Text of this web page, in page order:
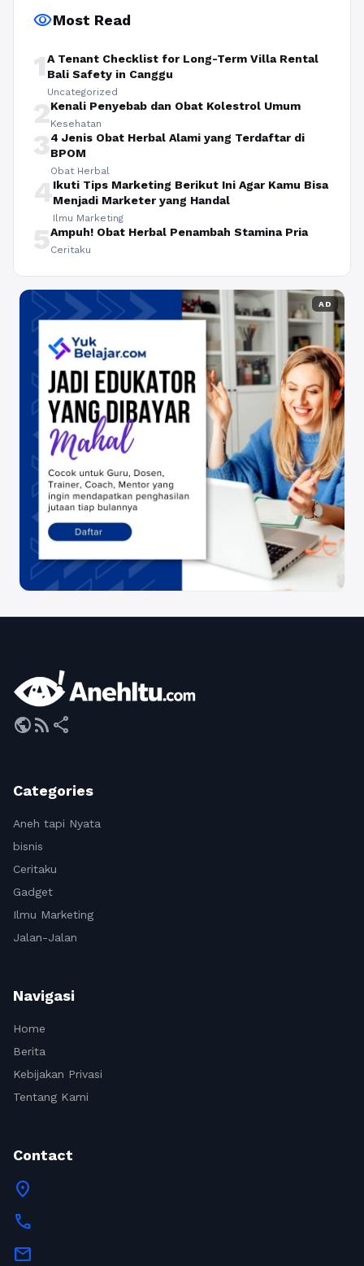
visibilityMost Read
1A Tenant Checklist for Long-Term Villa Rental
Bali Safety in Canggu
Uncategorized
2Kenali Penyebab dan Obat Kolestrol Umum
Kesehatan
34 Jenis Obat Herbal Alami yang Terdaftar di
BPOM
Obat Herbal
4Ikuti Tips Marketing Berikut Ini Agar Kamu Bisa
Menjadi Marketer yang Handal
Ilmu Marketing
5Ampuh! Obat Herbal Penambah Stamina Pria
Ceritaku
AD
publicrss_feed share
Categories
Aneh tapi Nyata
bisnis
Ceritaku
Gadget
Ilmu Marketing
Jalan-Jalan
Navigasi
Home
Berita
Kebijakan Privasi
Tentang Kami
Contact
location_on
call
mail